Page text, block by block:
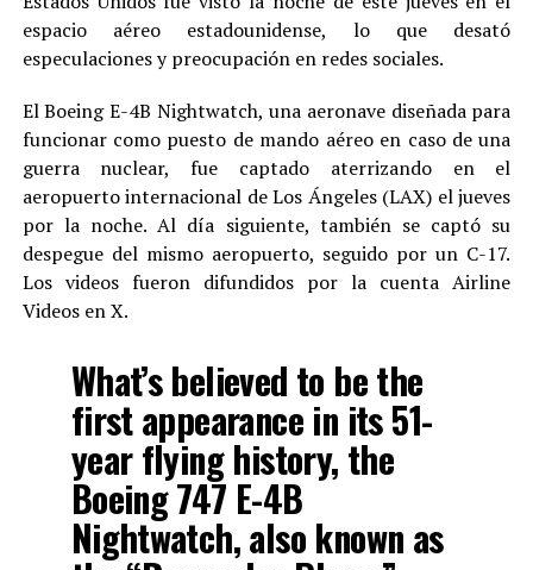
espacio aéreo estadounidense, lo que desató
especulaciones y preocupación en redes sociales.
El Boeing E-4B Nightwatch, una aeronave diseñada para
funcionar como puesto de mando aéreo en caso de una
guerra nuclear, fue captado aterrizando en el
aeropuerto internacional de Los Ángeles (LAX) el jueves
por la noche. Al día siguiente, también se captó su
despegue del mismo aeropuerto, seguido por un C-17.
Los videos fueron difundidos por la cuenta Airline
Videos en X.
What’s believed to be the
first appearance in its 51-
year flying history, the
Boeing 747 E-4B
Nightwatch, also known as